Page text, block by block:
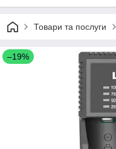
Товари та послуги
–19%